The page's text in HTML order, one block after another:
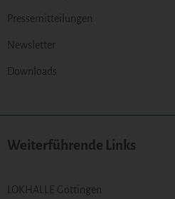
Pressemitteilungen
Newsletter
Downloads
Weiterführende Links
LOKHALLE Göttingen